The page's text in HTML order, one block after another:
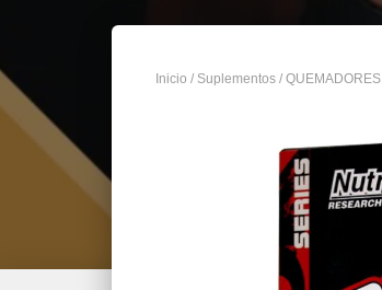
Inicio / Suplementos / QUEMADORES